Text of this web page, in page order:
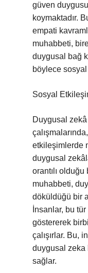
güven
koymaktadır.
empati
muhabbeti,
duygusal bağ
böylece sosyal
Sosyal
Duygusal zekâ
etkileşimlerde
duygusal
orantılı
muhabbeti,
döküldüğü bir
İnsanlar, bu
göstererek
çalışırlar. Bu,
duygusal zeka
sağlar.